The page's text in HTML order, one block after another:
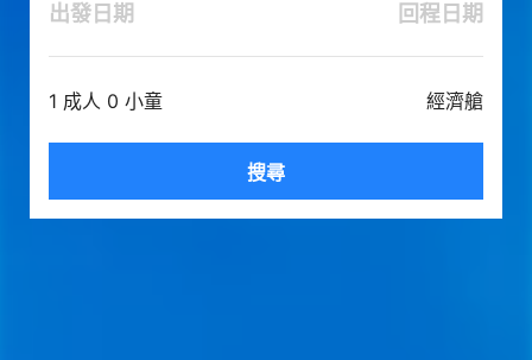
出發日期 回程日期
1 成人 0 小童 經濟艙
搜尋